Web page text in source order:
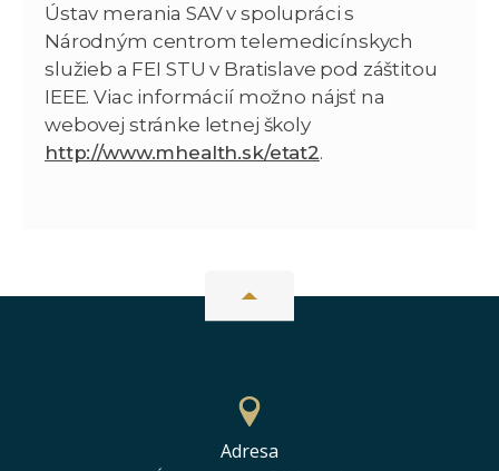
Ústav merania SAV v spolupráci s
Národným centrom telemedicínskych
služieb a FEI STU v Bratislave pod záštitou
IEEE. Viac informácií možno nájsť na
webovej stránke letnej školy
http://www.mhealth.sk/etat2.
Adresa